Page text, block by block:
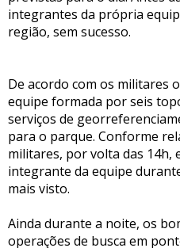
integrantes da própria
região, sem sucesso.
De acordo com os militares
equipe formada por seis
serviços de
para o parque. Conforme
militares, por volta das 14h,
integrante da equipe
mais visto.
Ainda durante a noite, os
operações de busca em